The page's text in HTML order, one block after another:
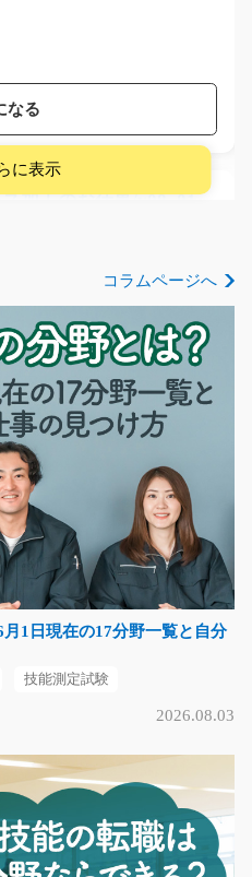
なる
加工のお仕事/y08_0118
部品をプレス加工をお任
なる
でのメッキ部品の目視検
験の方も歓迎)/y11_00
品の組み立てと検査をお
コラムページへ
1日現在の17分野一覧と自分
技能測定試験
2026.08.03